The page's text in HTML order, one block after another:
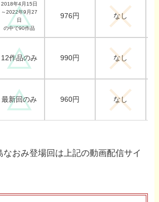
2018年4月15日
～2022年9月27
日
の中で90作品
976円 なし
12作品のみ 990円 なし
最新回のみ 960円 なし
なおみ登場回は上記の動画配信サイ